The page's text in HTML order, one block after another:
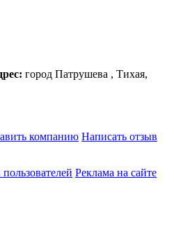
город Патрушева , Тихая,
компанию Написать отзыв
Реклама на сайте